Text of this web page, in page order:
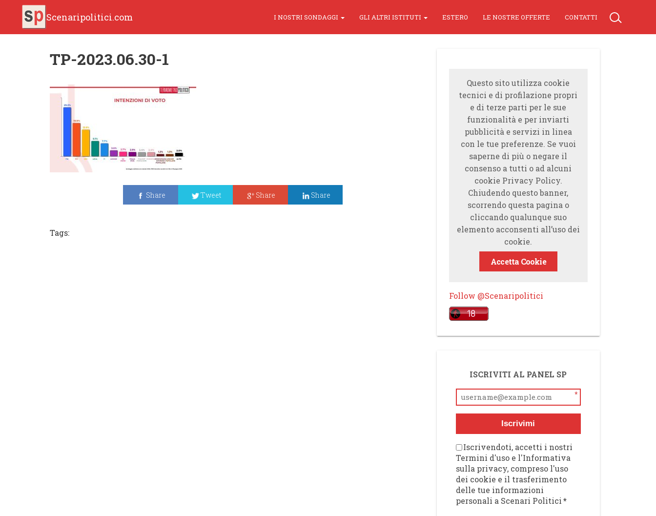
Scenaripolitici.com I NOSTRI SONDAGGI GLI ALTRI ISTITUTI ESTERO LE NOSTRE OFFERTE CONTATTI
TP-2023.06.30-1
Share Tweet Share Share
Tags:
Questo sito utilizza cookie
tecnici e di profilazione propri
e di terze parti per le sue
funzionalità e per inviarti
pubblicità e servizi in linea
con le tue preferenze. Se vuoi
saperne di più o negare il
consenso a tutti o ad alcuni
cookie Privacy Policy.
Chiudendo questo banner,
scorrendo questa pagina o
cliccando qualunque suo
elemento acconsenti all’uso dei
cookie.
Accetta Cookie
Follow @Scenaripolitici
ISCRIVITI AL PANEL SP
*
Iscrivimi
Iscrivendoti, accetti i nostri
Termini d'uso e l'Informativa
sulla privacy, compreso l'uso
dei cookie e il trasferimento
delle tue informazioni
personali a Scenari Politici*